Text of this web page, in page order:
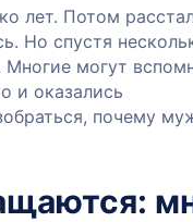
лет. Потом
Но спустя
могут
и оказались
почему